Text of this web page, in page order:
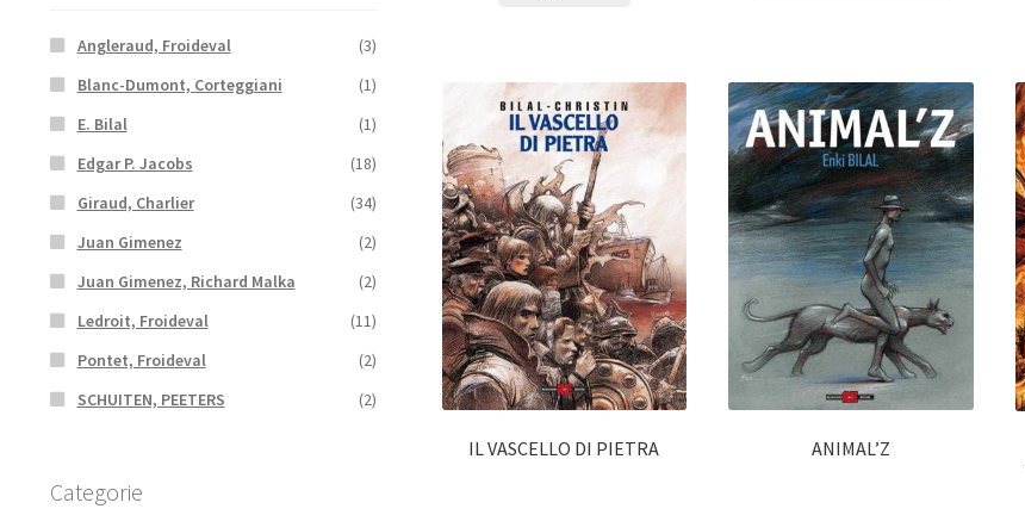
IL VASCELLO DI PIETRA ANIMAL’Z
Angleraud, Froideval
(3)
Blanc-Dumont, Corteggiani
(1)
E. Bilal
(1)
Edgar P. Jacobs
(18)
Giraud, Charlier
(34)
Juan Gimenez
(2)
Juan Gimenez, Richard Malka
(2)
Ledroit, Froideval
(11)
Pontet, Froideval
(2)
SCHUITEN, PEETERS
(2)
Categorie